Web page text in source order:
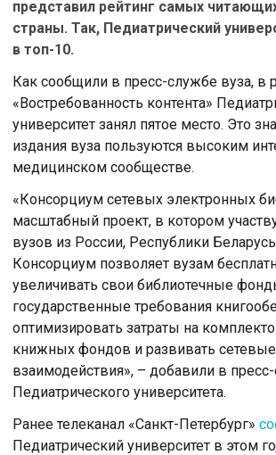
представил рейтинг самых
страны. Так, Педиатрический
в топ-10.
Как сообщили в пресс-службе вуза, в
«Востребованность контента»
университет занял пятое место. Это
издания вуза пользуются высоким
медицинском сообществе.
«Консорциум сетевых электронных
масштабный проект, в котором
вузов из России, Республики Беларусь
Консорциум позволяет вузам
увеличивать свои библиотечные
государственные требования
оптимизировать затраты на
книжных фондов и развивать
взаимодействия», – добавили в
Педиатрического университета.
Ранее телеканал «Санкт-Петербург»
Педиатрический университет в этом